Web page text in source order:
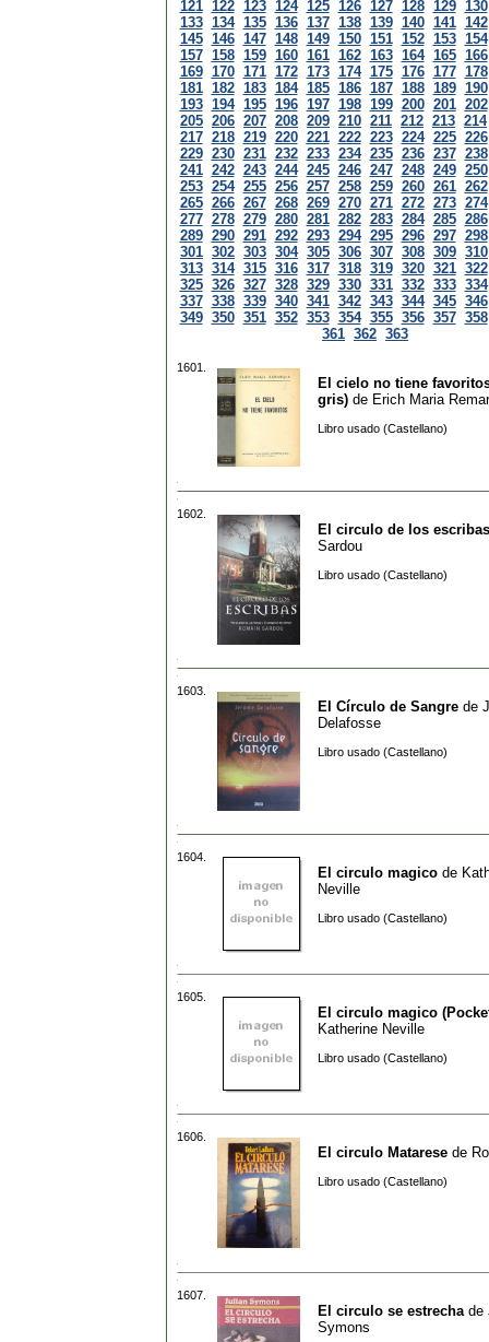
121 122 123 124 125 126 127 128 129 130
133 134 135 136 137 138 139 140 141 142
145 146 147 148 149 150 151 152 153 154
157 158 159 160 161 162 163 164 165 166
169 170 171 172 173 174 175 176 177 178
181 182 183 184 185 186 187 188 189 190
193 194 195 196 197 198 199 200 201 202
205 206 207 208 209 210 211 212 213 214
217 218 219 220 221 222 223 224 225 226
229 230 231 232 233 234 235 236 237 238
241 242 243 244 245 246 247 248 249 250
253 254 255 256 257 258 259 260 261 262
265 266 267 268 269 270 271 272 273 274
277 278 279 280 281 282 283 284 285 286
289 290 291 292 293 294 295 296 297 298
301 302 303 304 305 306 307 308 309 310
313 314 315 316 317 318 319 320 321 322
325 326 327 328 329 330 331 332 333 334
337 338 339 340 341 342 343 344 345 346
349 350 351 352 353 354 355 356 357 358
361 362 363
1601.
El cielo no tiene
gris) de Erich Maria
Libro usado (Castellano)
1602.
El circulo de los escribas
Sardou
Libro usado (Castellano)
1603.
El Círculo de Sangre de
Delafosse
Libro usado (Castellano)
1604.
El circulo magico de
Neville
Libro usado (Castellano)
1605.
El circulo magico
Katherine Neville
Libro usado (Castellano)
1606.
El circulo Matarese de
Libro usado (Castellano)
1607.
El circulo se estrecha de
Symons